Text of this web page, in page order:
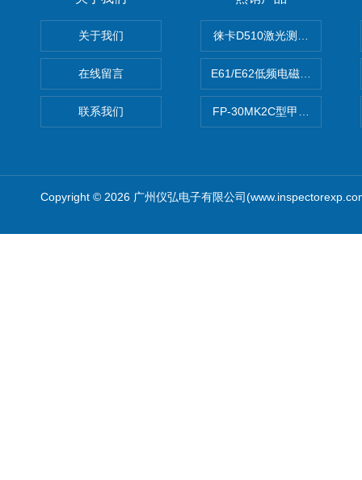
关于我们
在线留言
联系我们
徕卡D510激光测距仪
E61/E62低频电磁场强度分析
FP-30MK2C型甲醛检测仪
Copyright © 2026 广州仪弘电子有限公司